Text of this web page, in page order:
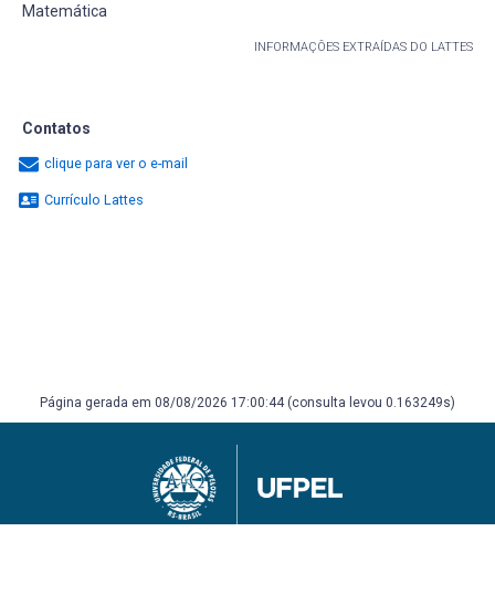
Matemática
INFORMAÇÕES EXTRAÍDAS DO LATTES
Contatos
clique para ver o e-mail
Currículo Lattes
Página gerada em 08/08/2026 17:00:44 (consulta levou 0.163249s)